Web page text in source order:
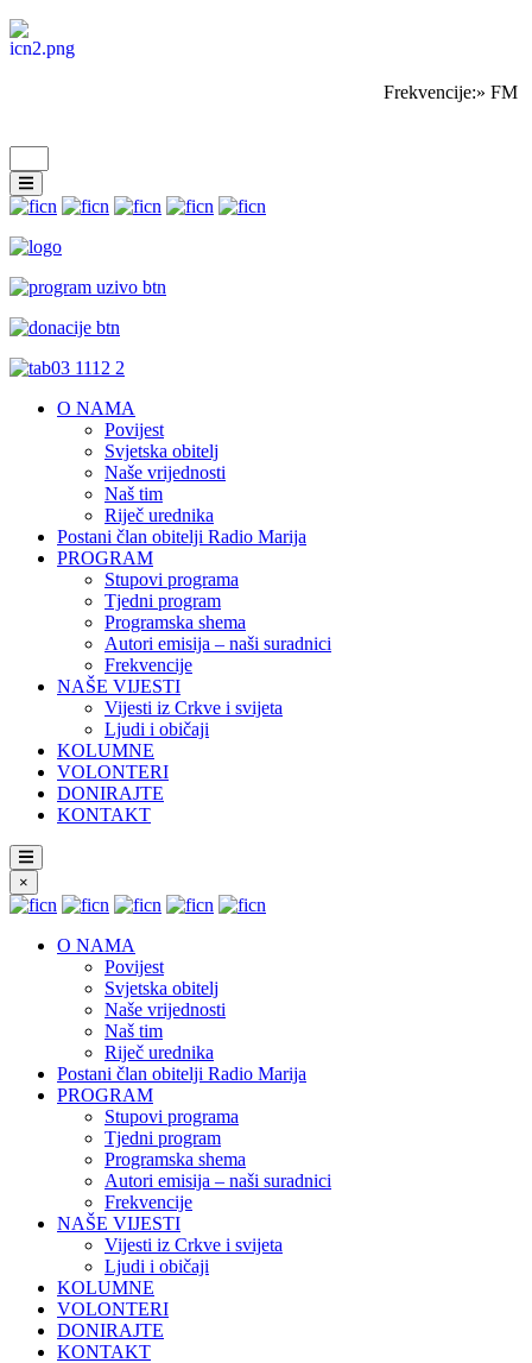
Frekvencije:» FM
O NAMA
Povijest
Svjetska obitelj
Naše vrijednosti
Naš tim
Riječ urednika
Postani član obitelji Radio Marija
PROGRAM
Stupovi programa
Tjedni program
Programska shema
Autori emisija – naši suradnici
Frekvencije
NAŠE VIJESTI
Vijesti iz Crkve i svijeta
Ljudi i običaji
KOLUMNE
VOLONTERI
DONIRAJTE
KONTAKT
×
O NAMA
Povijest
Svjetska obitelj
Naše vrijednosti
Naš tim
Riječ urednika
Postani član obitelji Radio Marija
PROGRAM
Stupovi programa
Tjedni program
Programska shema
Autori emisija – naši suradnici
Frekvencije
NAŠE VIJESTI
Vijesti iz Crkve i svijeta
Ljudi i običaji
KOLUMNE
VOLONTERI
DONIRAJTE
KONTAKT